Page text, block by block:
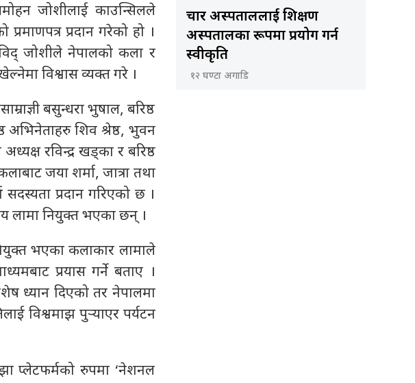
जोशीलाई काउन्सिलले
प्रदान गरेको हो ।
जोशीले नेपालको कला र
विश्वास व्यक्त गरे ।
बसुन्धरा भुषाल, बरिष्ठ
अभिनेताहरु शिव श्रेष्ठ, भुवन
रविन्द्र खड्का र बरिष्ठ
जया शर्मा, जात्रा तथा
सदस्यता प्रदान गरिएको छ ।
लामा नियुक्त भएका छन् ।
भएका कलाकार लामाले
प्रयास गर्ने बताए ।
ध्यान दिएको तर नेपालमा
विश्वमाझ पुर्‍याएर पर्यटन
प्लेटफर्मको रुपमा ‘नेशनल
चार अस्पताललाई शिक्षण
अस्पतालका रूपमा प्रयोग गर्न
स्वीकृति
१२ घण्टा अगाडि